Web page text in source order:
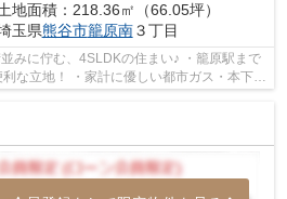
地面積：218.36㎡（66.05坪）
玉県熊谷市籠原南３丁目
みに佇む、4SLDKの住まい♪ ・籠原駅まで
な立地！ ・家計に優しい都市ガス・本下水